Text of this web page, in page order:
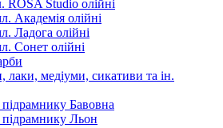
ROSA Studio олійні
Академія олійні
Ладога олійні
Сонет олійні
лаки, медіуми, сикативи та ін.
Бавовна
Льон